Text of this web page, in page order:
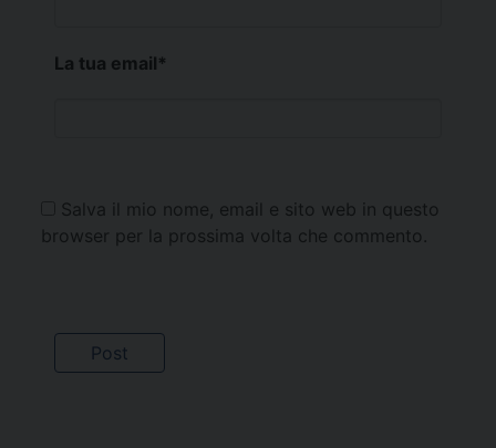
La tua email*
Salva il mio nome, email e sito web in questo
browser per la prossima volta che commento.